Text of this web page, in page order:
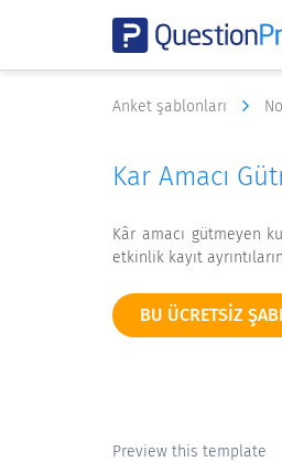
Anket şablonları
Kar Amacı
Kâr amacı gütmeyen
etkinlik kayıt
BU ÜCRETSIZ
Preview this template